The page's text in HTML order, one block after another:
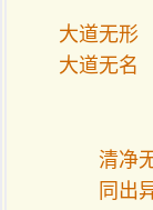
大道无
大道无
清净
同出